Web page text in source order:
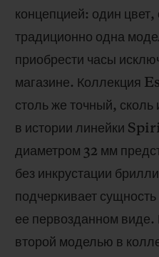
концепцией: один
традиционно одна
приобрести часы
магазине. Коллекция
столь же точный,
в истории линейки
диаметром 32 мм
без инкрустации
подчеркивает
ее первозданном виде.
второй моделью в